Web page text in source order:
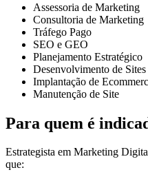
Assessoria de Marketing
Consultoria de Marketing
Tráfego Pago
SEO e GEO
Planejamento Estratégico
Desenvolvimento de Sites
Implantação de
Manutenção de Site
Para quem é
Estrategista em Marketing
que: